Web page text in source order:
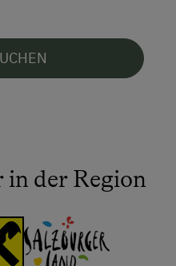
in der Region